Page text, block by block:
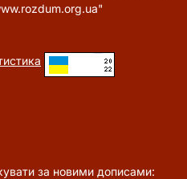
за новими дописами: